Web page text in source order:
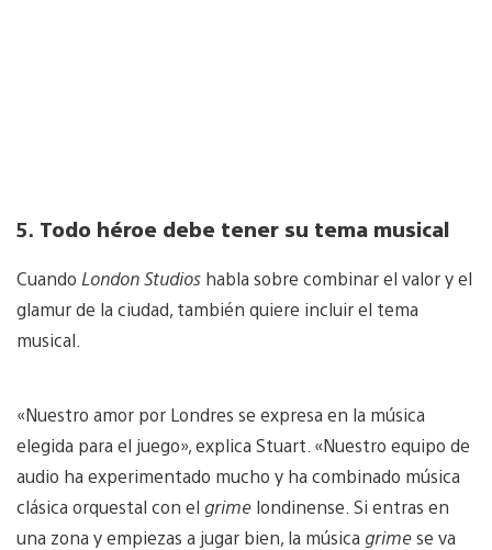
5. Todo héroe debe tener su tema musical
Cuando London Studios habla sobre combinar el valor y el
glamur de la ciudad, también quiere incluir el tema
musical.
«Nuestro amor por Londres se expresa en la música
elegida para el juego», explica Stuart. «Nuestro equipo de
audio ha experimentado mucho y ha combinado música
clásica orquestal con el grime londinense. Si entras en
una zona y empiezas a jugar bien, la música grimese va